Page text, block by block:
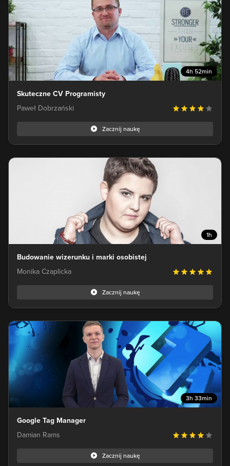
4h 52min
Skuteczne CV Programisty
Paweł Dobrzański
Zacznij naukę
1h
Budowanie wizerunku i marki osobistej
Monika Czaplicka
Zacznij naukę
3h 33min
Google Tag Manager
Damian Rams
Zacznij naukę